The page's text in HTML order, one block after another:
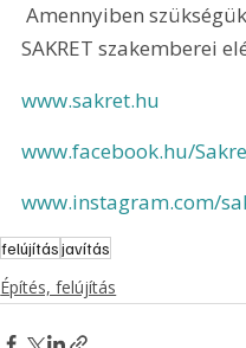
Amennyiben
SAKRET szakemberei
www.sakret.hu
www.facebook.hu/
www.instagram.com/
felújításjavítás
Építés, felújítás